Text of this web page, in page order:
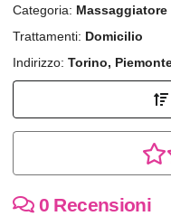
Categoria: Massaggiatore
Trattamenti: Domicilio
Indirizzo: Torino,
0 Recensioni